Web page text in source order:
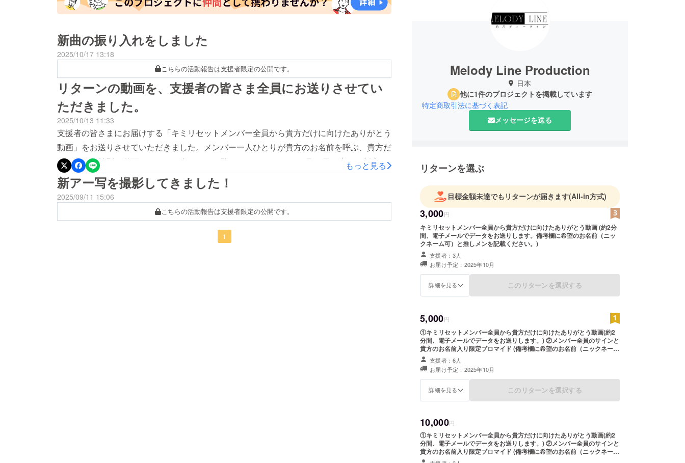
新曲の振り入れをしました
2025/10/17 13:18
こちらの活動報告は支援者限定の公開です。
リターンの動画を、支援者の皆さま全員にお送りさせてい
ただきました。
2025/10/13 11:33
支援者の皆さまにお届けする「キミリセットメンバー全員から貴方だけに向けたありがとう
動画」をお送りさせていただきました。メンバー一人ひとりが貴方のお名前を呼ぶ、貴方だ
けのための特別な動画です。ぜひ楽しんでご覧ください。そして 11月27日（木）に新宿
Biskeでお会いできるのを、メンバー一同楽しみにしています！
もっと見る
新アー写を撮影してきました！
2025/09/11 15:06
こちらの活動報告は支援者限定の公開です。
1
Melody Line Production
日本
他に1件のプロジェクトを掲載しています
特定商取引法に基づく表記
メッセージを送る
リターンを選ぶ
目標金額未達でもリターンが届きます(All-in方式)
3,000円
キミリセットメンバー全員から貴方だけに向けたありがとう動画 ​(約2分
間、電子メールでデータをお送りします。備考欄に希望のお名前（ニッ
クネーム可）と推しメンを記載ください。)
支援者：3人
お届け予定：2025年10月
詳細を見る このリターンを選択する
5,000円
①キミリセットメンバー全員から貴方だけに向けたありがとう動画(約2
分間、電子メールでデータをお送りします。) ②メンバー全員のサインと
貴方のお名前入り限定ブロマイド ​(備考欄に希望のお名前（ニックネーム
可）と推しメンを記載ください。)
支援者：6人
お届け予定：2025年10月
詳細を見る このリターンを選択する
10,000円
①キミリセットメンバー全員から貴方だけに向けたありがとう動画(約2
分間、電子メールでデータをお送りします。) ②メンバー全員のサインと
貴方のお名前入り限定ブロマイド ​(備考欄に希望のお名前（ニックネーム
可）と推しメンを記載ください。) ③推しの視線を独り占め！爆レスチ